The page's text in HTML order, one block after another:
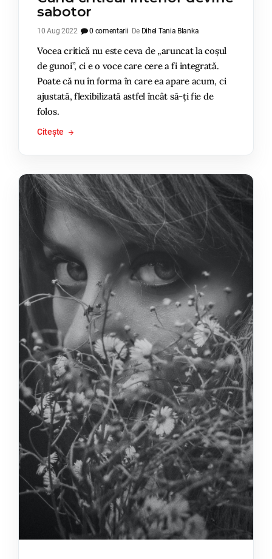
sabotor
10 Aug 2022 0 comentarii De Dihel Tania Blanka
Vocea critică nu este ceva de „aruncat la coșul
de gunoi”, ci e o voce care cere a fi integrată.
Poate că nu în forma în care ea apare acum, ci
ajustată, flexibilizată astfel încât să-ți fie de
folos.
Citește